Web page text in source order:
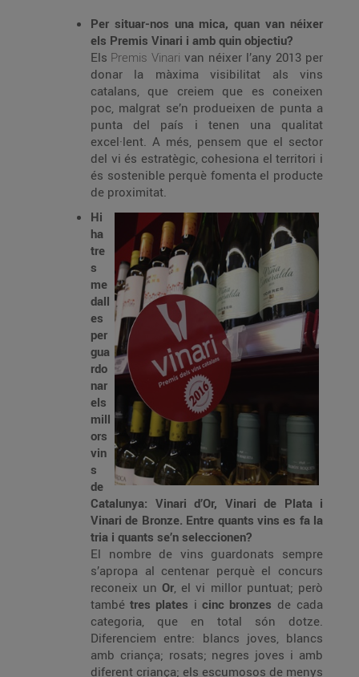
Per situar-nos una mica, quan van néixer
els Premis Vinari i amb quin objectiu?
Els Premis Vinari van néixer l’any 2013 per
donar la màxima visibilitat als vins
catalans, que creiem que es coneixen
poc, malgrat se’n produeixen de punta a
punta del país i tenen una qualitat
excel·lent. A més, pensem que el sector
del vi és estratègic, cohesiona el territori i
és sostenible perquè fomenta el producte
de proximitat.
Hi
ha
tre
s
me
dall
es
per
gua
rdo
nar
els
mill
ors
vin
s
de
Catalunya: Vinari d’Or, Vinari de Plata i
Vinari de Bronze. Entre quants vins es fa la
tria i quants se’n seleccionen?
El nombre de vins guardonats sempre
s’apropa al centenar perquè el concurs
reconeix un Or, el vi millor puntuat; però
també tres plates i cinc bronzes de cada
categoria, que en total són dotze.
Diferenciem entre: blancs joves, blancs
amb criança; rosats; negres joves i amb
diferent criança; els escumosos de menys